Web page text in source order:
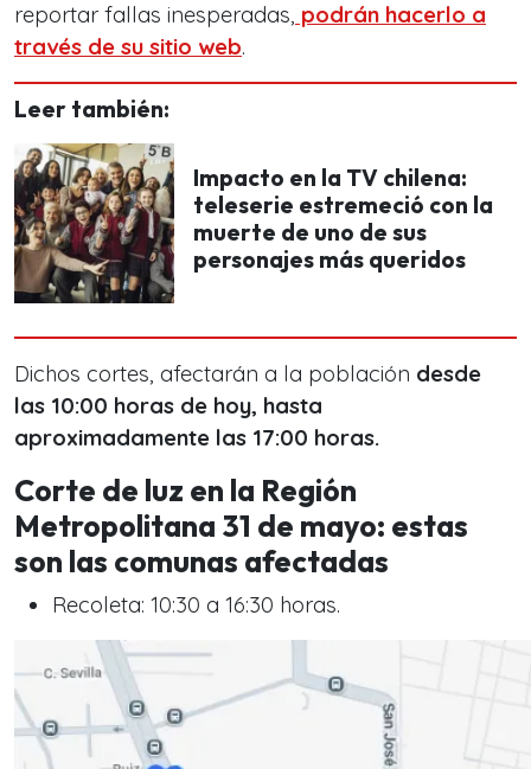
reportar fallas inesperadas, podrán hacerlo a
través de su sitio web.
Leer también:
Impacto en la TV chilena:
teleserie estremeció con la
muerte de uno de sus
personajes más queridos
Dichos cortes, afectarán a la población desde
las 10:00 horas de hoy, hasta
aproximadamente las 17:00 horas.
Corte de luz en la Región
Metropolitana 31 de mayo: estas
son las comunas afectadas
Recoleta: 10:30 a 16:30 horas.